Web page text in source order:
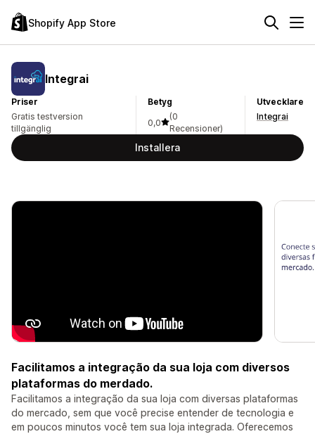
Shopify App Store
Integrai
Priser
Gratis testversion
tillgänglig
Betyg
0,0
(0
Recensioner)
Utvecklare
Integrai
Installera
Facilitamos a integração da sua loja com diversos
plataformas do merdado.
Facilitamos a integração da sua loja com diversas plataformas
do mercado, sem que você precise entender de tecnologia e
em poucos minutos você tem sua loja integrada. Oferecemos